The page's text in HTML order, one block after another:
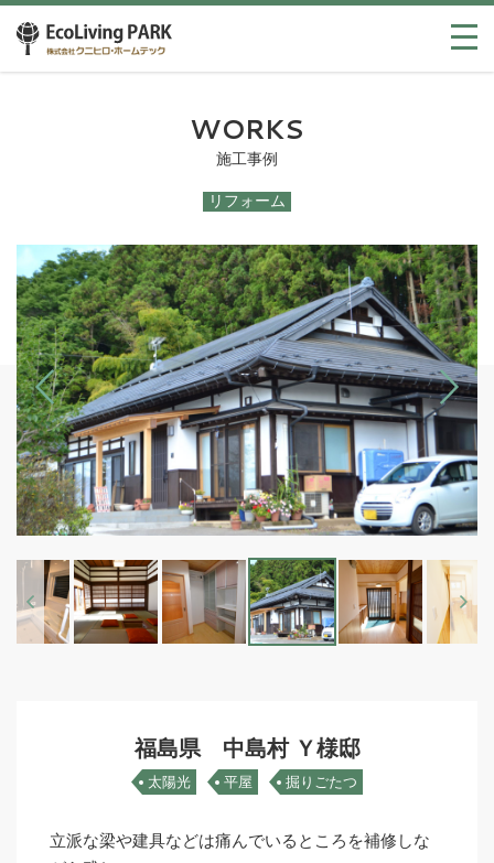
WORKS
施工事例
リフォーム
Previous Next
Previous Next
福島県 中島村 Ｙ様邸
太陽光 平屋 掘りごたつ
立派な梁や建具などは痛んでいるところを補修しな